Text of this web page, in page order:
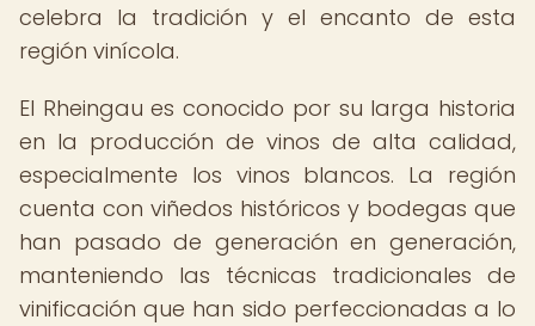
celebra la tradición y el encanto de esta
región vinícola.
El Rheingau es conocido por su larga historia
en la producción de vinos de alta calidad,
especialmente los vinos blancos. La región
cuenta con viñedos históricos y bodegas que
han pasado de generación en generación,
manteniendo las técnicas tradicionales de
vinificación que han sido perfeccionadas a lo